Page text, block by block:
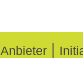
Anbieter